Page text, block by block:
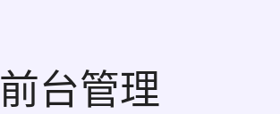
前台管理